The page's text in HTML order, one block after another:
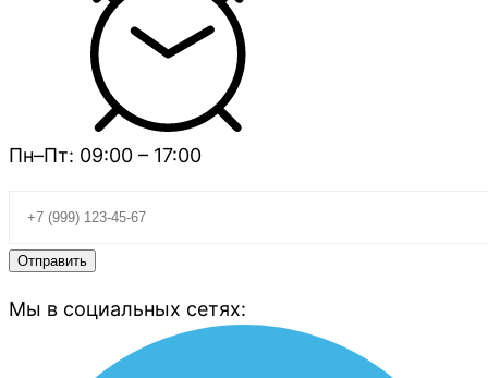
Пн–Пт: 09:00 – 17:00
Мы в социальных сетях: